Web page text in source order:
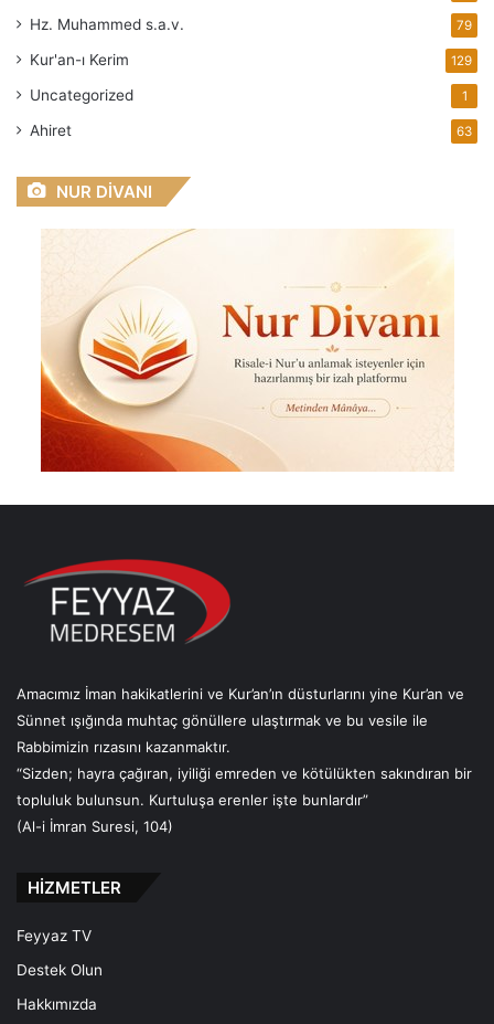
Hz. Muhammed s.a.v. 79
Kur'an-ı Kerim 129
Uncategorized 1
Ahiret 63
NUR DİVANI
Amacımız İman hakikatlerini ve Kur’an’ın düsturlarını yine Kur’an ve
Sünnet ışığında muhtaç gönüllere ulaştırmak ve bu vesile ile
Rabbimizin rızasını kazanmaktır.
“Sizden; hayra çağıran, iyiliği emreden ve kötülükten sakındıran bir
topluluk bulunsun. Kurtuluşa erenler işte bunlardır”
(Al-i İmran Suresi, 104)
HİZMETLER
Feyyaz TV
Destek Olun
Hakkımızda